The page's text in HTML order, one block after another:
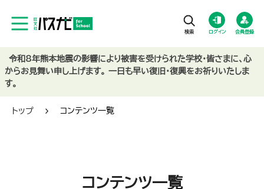
ログイン 会員登録
トップ コンテンツ一覧
コンテンツ一覧
令和8年熊本地震の影響により被害を受けられた学校・皆さまに、心
からお見舞い申し上げます。 一日も早い復旧・復興をお祈りいたしま
す。